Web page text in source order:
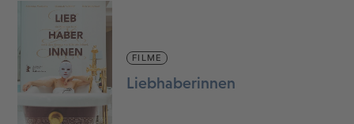
FILME
Liebhaberinnen